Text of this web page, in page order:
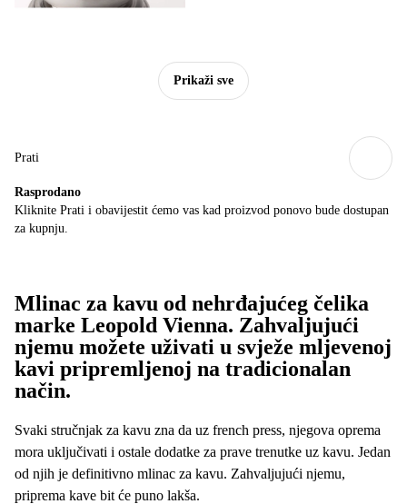
Prikaži sve
Prati
Rasprodano
Kliknite Prati i obavijestit ćemo vas kad proizvod ponovo bude dostupan
za kupnju.
Mlinac za kavu od nehrđajućeg čelika
marke Leopold Vienna. Zahvaljujući
njemu možete uživati u svježe mljevenoj
kavi pripremljenoj na tradicionalan
način.
Svaki stručnjak za kavu zna da uz french press, njegova oprema
mora uključivati i ostale dodatke za prave trenutke uz kavu. Jedan
od njih je definitivno mlinac za kavu. Zahvaljujući njemu,
priprema kave bit će puno lakša.